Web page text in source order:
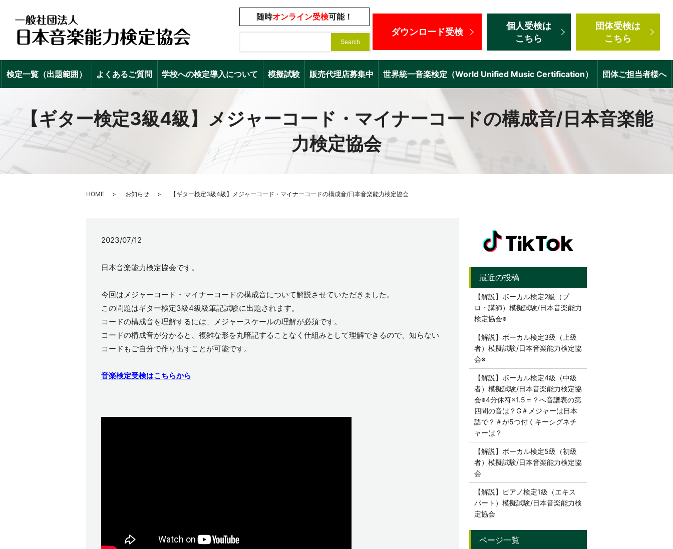
随時オンライン受検可能！
ダウンロード受検
個人受検は
こちら
団体受検は
こちら
検定一覧（出題範囲） よくあるご質問 学校への検定導入について 模擬試験 販売代理店募集中 世界統一音楽検定（World Unified Music Certification） 団体ご担当者様へ
【ギター検定3級4級】メジャーコード・マイナーコードの構成音/日本音楽能
力検定協会
HOME お知らせ 【ギター検定3級4級】メジャーコード・マイナーコードの構成音/日本音楽能力検定協会
2023/07/12
日本音楽能力検定協会です。
今回はメジャーコード・マイナーコードの構成音について解説させていただきました。
この問題はギター検定3級4級級筆記試験に出題されます。
コードの構成音を理解するには、メジャースケールの理解が必須です。
コードの構成音が分かると、複雑な形を丸暗記することなく仕組みとして理解できるので、知らない
コードもご自分で作り出すことが可能です。
音楽検定受検はこちらから
【解説】ボーカル検定2級（プ
ロ・講師）模擬試験/日本音楽能力
検定協会※
【解説】ボーカル検定3級（上級
者）模擬試験/日本音楽能力検定協
会※
【解説】ボーカル検定4級（中級
者）模擬試験/日本音楽能力検定協
会※4分休符×1.5＝？へ音譜表の第
四間の音は？G＃メジャーは日本
語で？＃が5つ付くキーシグネチ
ャーは？
【解説】ボーカル検定5級（初級
者）模擬試験/日本音楽能力検定協
会
【解説】ピアノ検定1級（エキス
パート）模擬試験/日本音楽能力検
定協会